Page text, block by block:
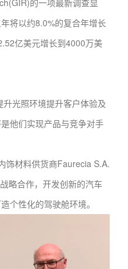
的一项最新调查显
将以约8.0%的复合年增长
亿美元增长到4000万美
光照环境提升客户体验及
他们实现产品与竞争对手
材料供货商Faurecia S.A.
略合作，开发创新的汽车
个性化的驾驶舱环境。